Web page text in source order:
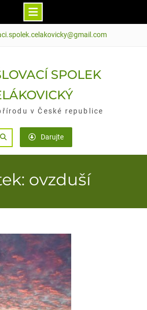
SPOLEK
v České republice
Search Darujte
ovzduší